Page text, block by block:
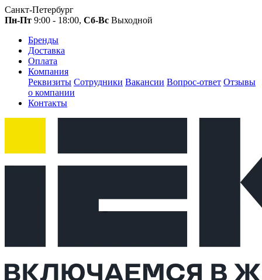
Санкт-Петербург
Пн-Пт 9:00 - 18:00, Сб-Вс Выходной
Бренды
Доставка
Оплата
Компания
Реквизиты Сотрудники Вакансии Вопрос-ответ Отзывы
о компании
Контакты